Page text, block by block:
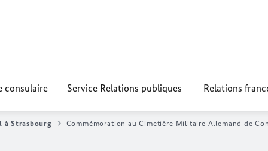
consulaire Service Relations publiques Relations
à Strasbourg Commémoration au Cimetière Militaire Allemand de